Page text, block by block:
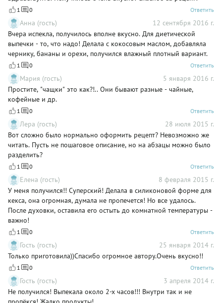
1 0 Ответить
Анна (гость)
12 сентября 2016 г.
Вчера испекла, получилось вполне вкусно. Для диетической
выпечки - то, что надо! Делала с кокосовым маслом, добавляла
чернику, бананы и орехи, получился влажный плотный вариант.
1 0 Ответить
Мария (гость)
5 января 2016 г.
Простите, "чащки" это как?!.. Они бывают разные - чайные,
кофейные и др.
1 0 Ответить
Лера (гость)
28 июля 2015 г.
Вот сложно было нормально оформить рецепт? Невозможно же
читать. Пусть не пошаговое описание, но на абзацы можно было
разделить?
1 0 Ответить
Елена (гость)
8 февраля 2015 г.
У меня получился!! Суперский! Делала в силиконовой форме для
кекса, она огромная, думала не пропечется! Но все удалось.
После духовки, оставила его остыть до комнатной температуры -
важно!
1 0 Ответить
Гость (гость)
25 января 2014 г.
Только приготовила))Спасибо огромное автору.Очень вкусно!!
1 0 Ответить
Гость (гость)
3 апреля 2014 г.
Не получился! Выпекала около 2-х часов!!! Внутри так и не